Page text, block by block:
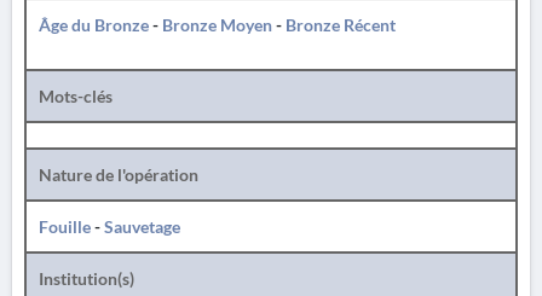
Âge du Bronze- Bronze Moyen- Bronze Récent
Mots-clés
Nature de l'opération
Fouille-Sauvetage
Institution(s)